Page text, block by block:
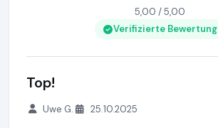
5,00 / 5,00
Verifizierte Bewertung
Top!
Uwe G. 25.10.2025